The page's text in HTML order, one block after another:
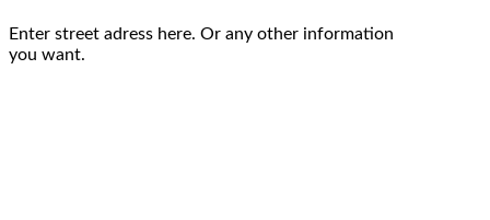
Enter street adress here. Or any other information
you want.